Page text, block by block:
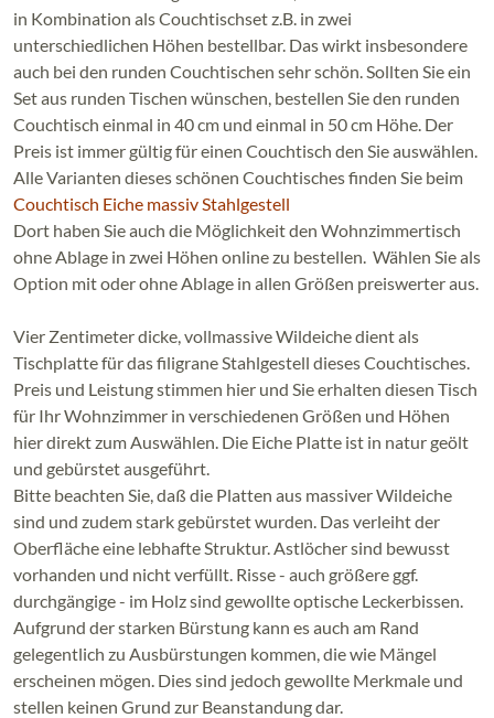
in Kombination als Couchtischset z.B. in zwei
unterschiedlichen Höhen bestellbar. Das wirkt insbesondere
auch bei den runden Couchtischen sehr schön. Sollten Sie ein
Set aus runden Tischen wünschen, bestellen Sie den runden
Couchtisch einmal in 40 cm und einmal in 50 cm Höhe. Der
Preis ist immer gültig für einen Couchtisch den Sie auswählen.
Alle Varianten dieses schönen Couchtisches finden Sie beim
Couchtisch Eiche massiv Stahlgestell
Dort haben Sie auch die Möglichkeit den Wohnzimmertisch
ohne Ablage in zwei Höhen online zu bestellen. Wählen Sie als
Option mit oder ohne Ablage in allen Größen preiswerter aus.
Vier Zentimeter dicke, vollmassive Wildeiche dient als
Tischplatte für das filigrane Stahlgestell dieses Couchtisches.
Preis und Leistung stimmen hier und Sie erhalten diesen Tisch
für Ihr Wohnzimmer in verschiedenen Größen und Höhen
hier direkt zum Auswählen. Die Eiche Platte ist in natur geölt
und gebürstet ausgeführt.
Bitte beachten Sie, daß die Platten aus massiver Wildeiche
sind und zudem stark gebürstet wurden. Das verleiht der
Oberfläche eine lebhafte Struktur. Astlöcher sind bewusst
vorhanden und nicht verfüllt. Risse - auch größere ggf.
durchgängige - im Holz sind gewollte optische Leckerbissen.
Aufgrund der starken Bürstung kann es auch am Rand
gelegentlich zu Ausbürstungen kommen, die wie Mängel
erscheinen mögen. Dies sind jedoch gewollte Merkmale und
stellen keinen Grund zur Beanstandung dar.